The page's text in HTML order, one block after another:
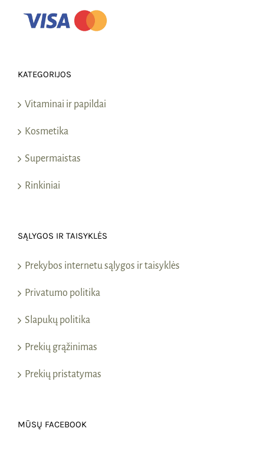
KATEGORIJOS
Vitaminai ir papildai
Kosmetika
Supermaistas
Rinkiniai
SĄLYGOS IR TAISYKLĖS
Prekybos internetu sąlygos ir taisyklės
Privatumo politika
Slapukų politika
Prekių grąžinimas
Prekių pristatymas
MŪSŲ FACEBOOK